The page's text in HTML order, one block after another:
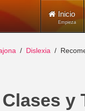
Inicio
Empieza
Dislexia
y